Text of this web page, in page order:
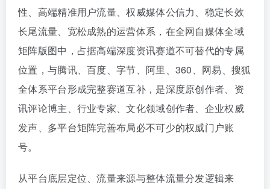
性、高端精准用户流量、权威媒体公信力、稳定长效
长尾流量、宽松成熟的运营体系，在全网自媒体全域
矩阵版图中，占据高端深度资讯赛道不可替代的专属
位置，与腾讯、百度、字节、阿里、360、网易、搜狐
全体系平台形成完整赛道互补，是深度原创作者、资
讯评论博主、行业专家、文化领域创作者、企业权威
发声、多平台矩阵完善布局必不可少的权威门户账
号。
从平台底层定位、流量来源与整体流量分发逻辑来